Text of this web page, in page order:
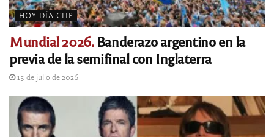
HOY DÍA CLIP
Mundial 2026.Banderazo argentino en la
previa de la semifinal con Inglaterra
15 de julio de 2026